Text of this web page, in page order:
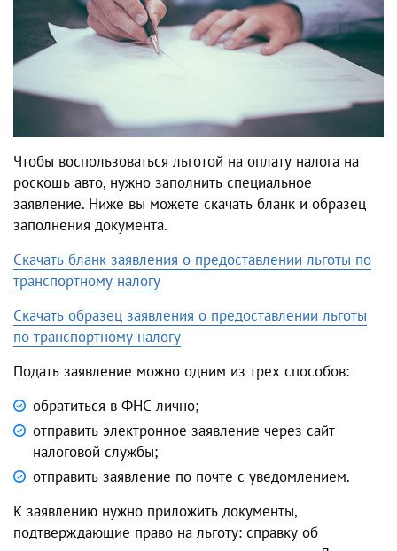
Чтобы воспользоваться льготой на оплату налога на
роскошь авто, нужно заполнить специальное
заявление. Ниже вы можете скачать бланк и образец
заполнения документа.
Скачать бланк заявления о предоставлении льготы по
транспортному налогу
Скачать образец заявления о предоставлении льготы
по транспортному налогу
Подать заявление можно одним из трех способов:
обратиться в ФНС лично;
отправить электронное заявление через сайт
налоговой службы;
отправить заявление по почте с уведомлением.
К заявлению нужно приложить документы,
подтверждающие право на льготу: справку об